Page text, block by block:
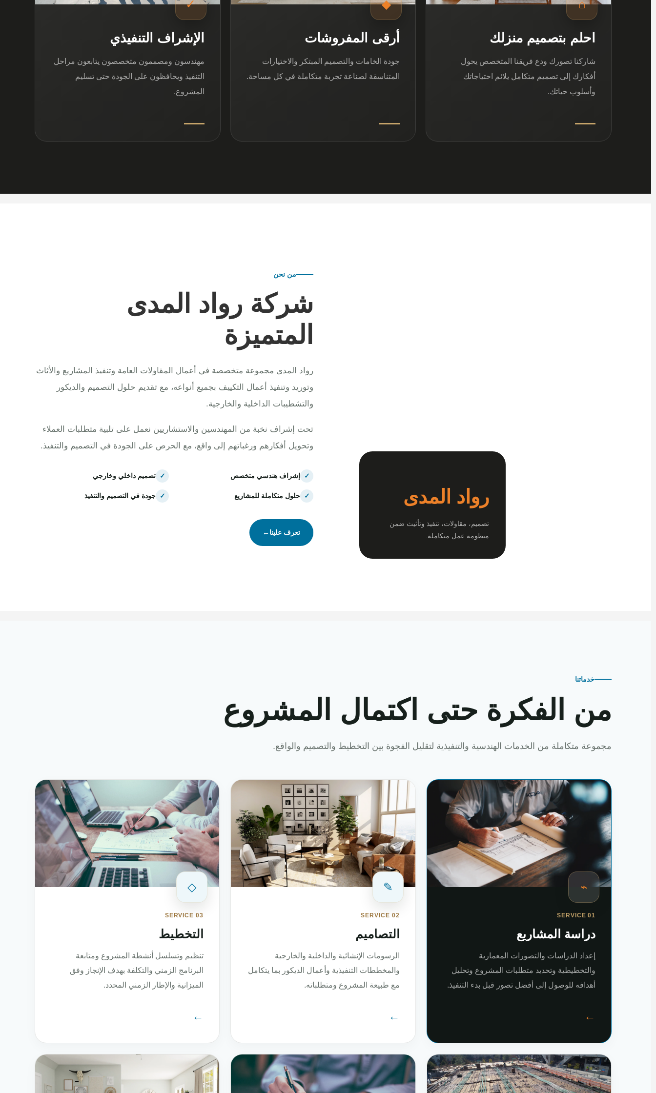
⌂
احلم بتصميم منزلك
شاركنا تصورك ودع فريقنا المتخصص يحول
أفكارك إلى تصميم متكامل يلائم احتياجاتك
وأسلوب حياتك.
◆
أرقى المفروشات
جودة الخامات والتصميم المبتكر والاختيارات
المتناسقة لصناعة تجربة متكاملة في كل مساحة.
✓
الإشراف التنفيذي
مهندسون ومصممون متخصصون يتابعون مراحل
التنفيذ ويحافظون على الجودة حتى تسليم
المشروع.
رواد المدى
تصميم، مقاولات، تنفيذ وتأثيث ضمن
منظومة عمل متكاملة.
من نحن
شركة رواد المدى
المتميزة
رواد المدى مجموعة متخصصة في أعمال المقاولات العامة وتنفيذ المشاريع والأثاث
وتوريد وتنفيذ أعمال التكييف بجميع أنواعه، مع تقديم حلول التصميم والديكور
والتشطيبات الداخلية والخارجية.
تحت إشراف نخبة من المهندسين والاستشاريين نعمل على تلبية متطلبات العملاء
وتحويل أفكارهم ورغباتهم إلى واقع، مع الحرص على الجودة في التصميم والتنفيذ.
✓ إشراف هندسي متخصص ✓ تصميم داخلي وخارجي
✓ حلول متكاملة للمشاريع ✓ جودة في التصميم والتنفيذ
تعرف علينا←
خدماتنا
من الفكرة حتى اكتمال المشروع
مجموعة متكاملة من الخدمات الهندسية والتنفيذية لتقليل الفجوة بين التخطيط والتصميم والواقع.
⌁
SERVICE 01
دراسة المشاريع
إعداد الدراسات والتصورات المعمارية
والتخطيطية وتحديد متطلبات المشروع وتحليل
أهدافه للوصول إلى أفضل تصور قبل بدء التنفيذ.
←
✎
SERVICE 02
التصاميم
الرسومات الإنشائية والداخلية والخارجية
والمخططات التنفيذية وأعمال الديكور بما يتكامل
مع طبيعة المشروع ومتطلباته.
←
◇
SERVICE 03
التخطيط
تنظيم وتسلسل أنشطة المشروع ومتابعة
البرنامج الزمني والتكلفة بهدف الإنجاز وفق
الميزانية والإطار الزمني المحدد.
←